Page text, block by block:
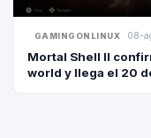
GAMINGONLINUX 08-
Mortal Shell II
world y llega el 20